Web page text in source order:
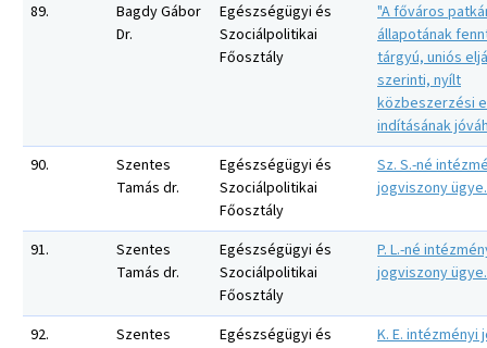
89.
Bagdy Gábor
Dr.
Egészségügyi és
Szociálpolitikai
Főosztály
"A főváros
állapotának
tárgyú, uniós
szerinti, nyílt
közbeszerzési
indításának
90.
Szentes
Tamás dr.
Egészségügyi és
Szociálpolitikai
Főosztály
Sz. S.-né
jogviszony ügye.
91.
Szentes
Tamás dr.
Egészségügyi és
Szociálpolitikai
Főosztály
P. L.-né
jogviszony ügye.
92.
Szentes
Egészségügyi és
K. E. intézményi